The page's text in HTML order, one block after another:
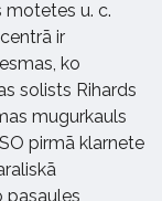
motetes u. c.
ir
ko
solists Rihards
mugurkauls
pirmā klarnete
pasaules